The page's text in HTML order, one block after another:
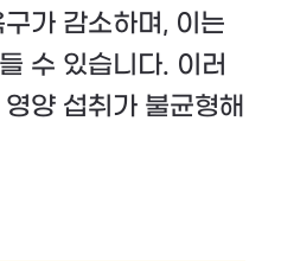
가 감소하며, 이는
수 있습니다. 이러
양 섭취가 불균형해